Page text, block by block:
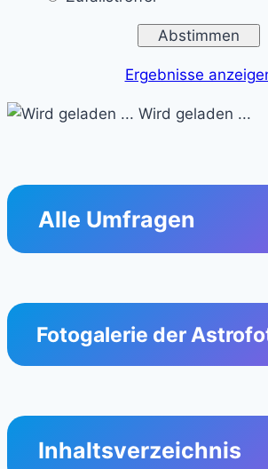
Ergebnisse
Wird geladen ...
Alle Umfragen
Fotogalerie der
Inhaltsverzeichnis